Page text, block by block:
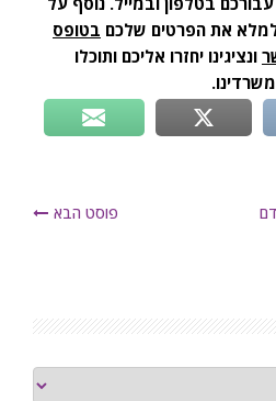
למלא את הפרטים שלכם בטופס
ונציגינו יחזרו אליכם ותוכלו
פוסט הבא